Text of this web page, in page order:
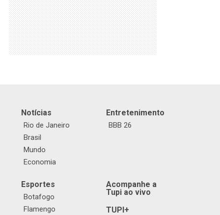
Notícias
Rio de Janeiro
Brasil
Mundo
Economia
Entretenimento
BBB 26
Esportes
Botafogo
Flamengo
Acompanhe a
Tupi ao vivo
TUPI+